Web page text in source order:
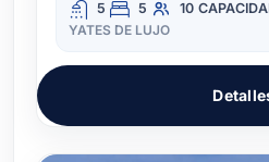
5 5 10
YATES DE LUJO